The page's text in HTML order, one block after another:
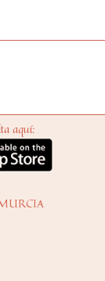
aquí: